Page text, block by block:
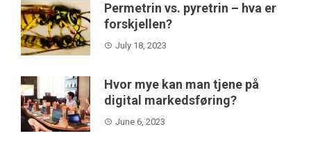
Permetrin vs. pyretrin – hva er
forskjellen?
July 18, 2023
Hvor mye kan man tjene på
digital markedsføring?
June 6, 2023